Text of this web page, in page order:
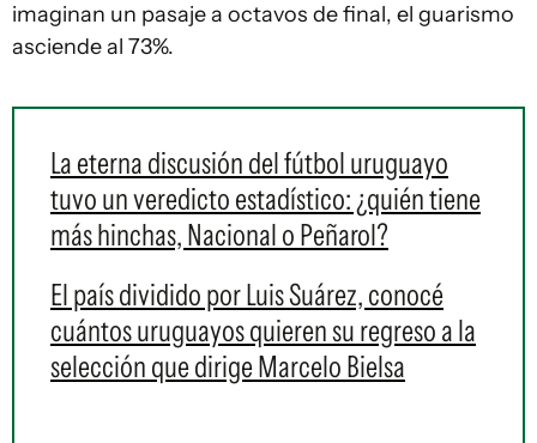
imaginan un pasaje a octavos de final, el guarismo
asciende al 73%.
La eterna discusión del fútbol uruguayo
tuvo un veredicto estadístico: ¿quién tiene
más hinchas, Nacional o Peñarol?
El país dividido por Luis Suárez, conocé
cuántos uruguayos quieren su regreso a la
selección que dirige Marcelo Bielsa